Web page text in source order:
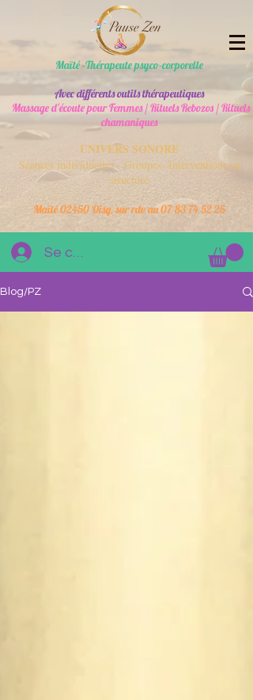
Maïté -Thérapeute psyco-corporelle
Avec différents outils thérapeutiques
Massage d'écoute pour Femmes / Rituels Rebozos / Rituels
chamaniques
UNIVERS SONORE
Séances individuelles - Groupes- Interventions en
structure
Maïté 02450 Oisy, sur rdv au07 83 74 52 25
Se connecter
Blog/PZ